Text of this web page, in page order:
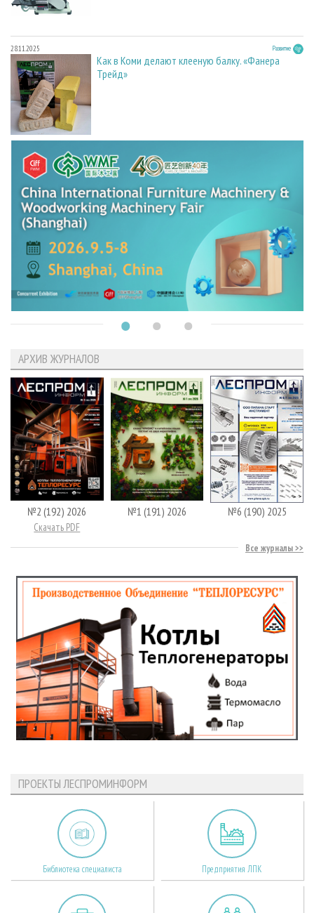
28.11.2025 Развитие
Как в Коми делают клееную балку. «Фанера
Трейд»
АРХИВ ЖУРНАЛОВ
№2 (192) 2026
Скачать PDF
№1 (191) 2026 №6 (190) 2025
Все журналы
ПРОЕКТЫ ЛЕСПРОМИНФОРМ
Библиотека специалиста Предприятия ЛПК